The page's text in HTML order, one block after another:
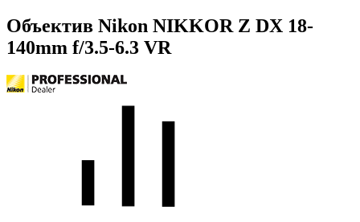
Объектив Nikon NIKKOR Z DX 18-
140mm f/3.5-6.3 VR